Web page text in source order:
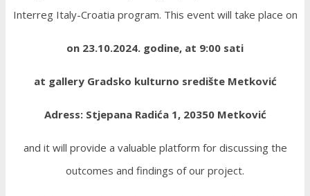
Interreg Italy-Croatia program. This event will take place on
on 23.10.2024. godine, at 9:00 sati
at gallery Gradsko kulturno središte Metković
Adress: Stjepana Radića 1, 20350 Metković
and it will provide a valuable platform for discussing the
outcomes and findings of our project.